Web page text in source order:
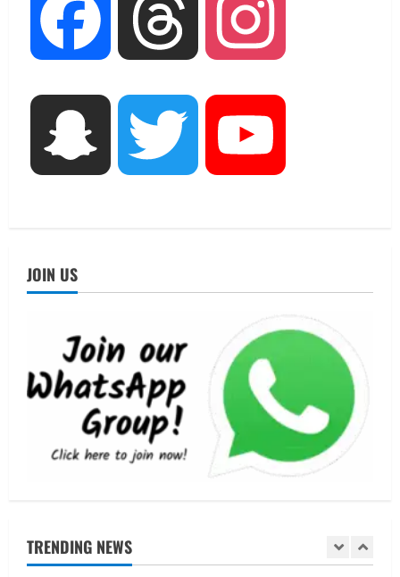
Facebook Threads
Snapchat Twitter
JOIN US
TRENDING NEWS
UTTARAKHAND NEWS
मिस उत्तराखंड 2026 के सब-कॉन्टेस्ट ‘मिस
ब्यूटीफुल आइज़’ एवं ‘मिस ब्यूटीफुल हेयर’ का
August 5, 2026
UTTARAKHAND NEWS
एमआईटी वर्ल्ड पीस यूनिवर्सिटी और जर्मनी के
बीएसबीआई के बीच समझौता; भारतीय छात्रों
1
UTTARAKHAND NEWS
जिलाधिकारी/जिला निर्वाचन अधिकारी ने
सहसपुर विधानसभा क्षेत्र के पोलिंग बूथों का
निरीक्षण कर एसआईआर आपत्ति निस्तारण
शिविर की व्यवस्थाओं का लिया जायजा
August 6, 2026
2